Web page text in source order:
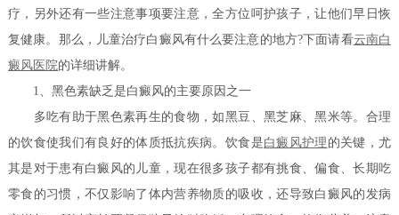
疗，另外还有一些注意事项要注意，全方位呵护孩子，让他们早日恢
复健康。那么，儿童治疗白癜风有什么要注意的地方?下面请看云南白
癜风医院的详细讲解。
1、黑色素缺乏是白癜风的主要原因之一
多吃有助于黑色素再生的食物，如黑豆、黑芝麻、黑米等。合理
的饮食使我们有良好的体质抵抗疾病。饮食是白癜风护理 的关键，尤
其是对于患有白癜风的儿童，现在很多孩子都有挑食、偏食、长期吃
零食的习惯，不仅影响了体内营养物质的吸收，还导致白癜风的发病